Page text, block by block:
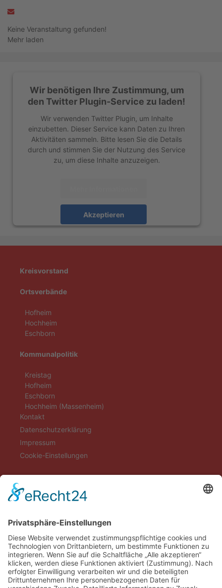
Keine Veranstaltung gefunden!
Mehr laden
Wir benötigen Ihre Zustimmung, um
den Twitter Plugin-Service zu laden!
Wir verwenden Twitter Plugin, um Inhalte
einzubetten. Dieser Service kann Daten zu Ihren
Aktivitäten sammeln. Bitte lesen Sie die Details
durch und stimmen Sie der Nutzung des Service
zu, um diese Inhalte anzuzeigen.
Akzeptieren
powered byUsercentrics Consent Management
Kreisvorstand
Ortsverbände
Hofheim
Hochheim
Eschborn
Kommunalpolitik
Kreistag
Hofheim
Eschborn
Hochheim (Massenheim)
Kontakt
Datenschutzerklärung
Impressum
Cookie-Einstellungen
Aktionen
Positionen